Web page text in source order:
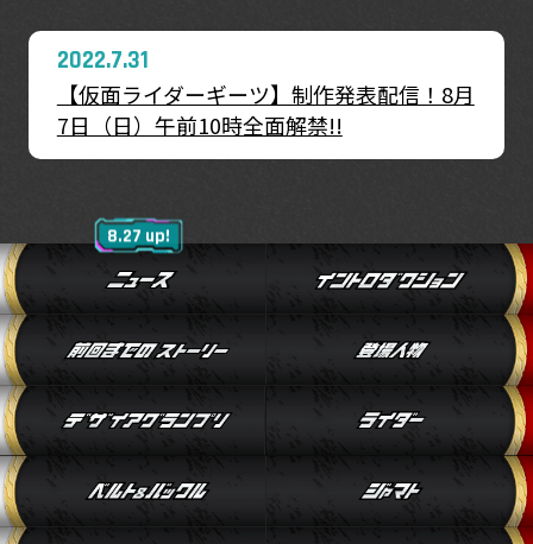
2022.7.31
【仮面ライダーギーツ】制作発表配信！8月
7日（日）午前10時全面解禁!!
8.27 up!